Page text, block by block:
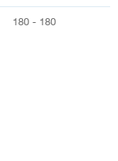
180 - 180